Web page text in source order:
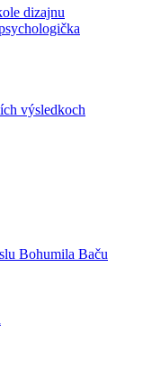
dizajnu
výsledkoch
Bohumila Baču